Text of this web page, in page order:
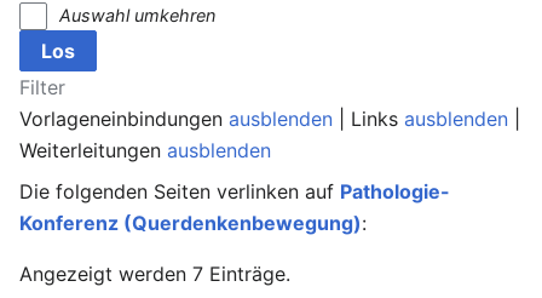
Auswahl umkehren
Filter
Vorlageneinbindungen ausblenden | Links ausblenden
Weiterleitungen ausblenden
Die folgenden Seiten verlinken auf Pathologie-
Konferenz (Querdenkenbewegung):
Angezeigt werden 7 Einträge.